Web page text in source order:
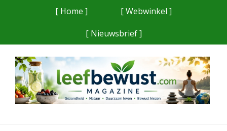
[ Home ]
[ Webwinkel ]
[ Nieuwsbrief ]